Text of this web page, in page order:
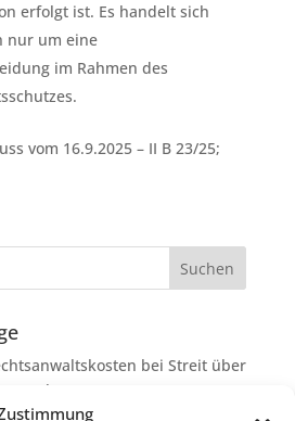
erfolgt ist. Es handelt sich
nur um eine
im Rahmen des
vom 16.9.2025 – II B 23/25;
bei Streit über
als